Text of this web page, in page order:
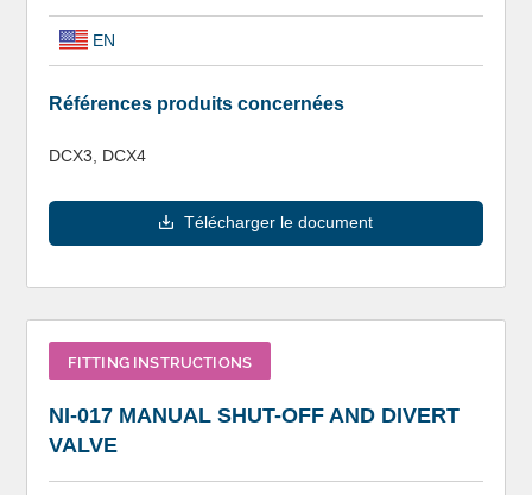
EN
Références produits concernées
DCX3, DCX4
Télécharger le document
FITTING INSTRUCTIONS
NI-017 MANUAL SHUT-OFF AND DIVERT
VALVE